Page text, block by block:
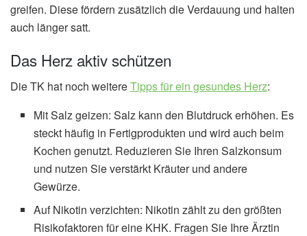
greifen. Diese fördern zusätzlich die Verdauung und halten
auch länger satt.
Das Herz aktiv schützen
Die TK hat noch weitereTipps für ein gesundes Herz:
Mit Salz geizen: Salz kann den Blutdruck erhöhen. Es
steckt häufig in Fertigprodukten und wird auch beim
Kochen genutzt. Reduzieren Sie Ihren Salzkonsum
und nutzen Sie verstärkt Kräuter und andere
Gewürze.
Auf Nikotin verzichten: Nikotin zählt zu den größten
Risikofaktoren für eine KHK. Fragen Sie Ihre Ärztin